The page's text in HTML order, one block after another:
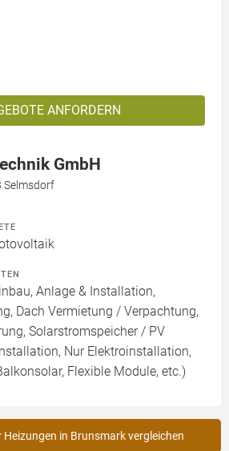
ANFORDERN
GmbH
Selmsdorf
Anlage & Installation,
Dach Vermietung / Verpachtung,
Solarstromspeicher / PV
Nur Elektroinstallation,
Flexible Module, etc.)
in Brunsmark vergleichen